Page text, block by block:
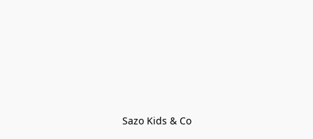
Sazo Kids & Co